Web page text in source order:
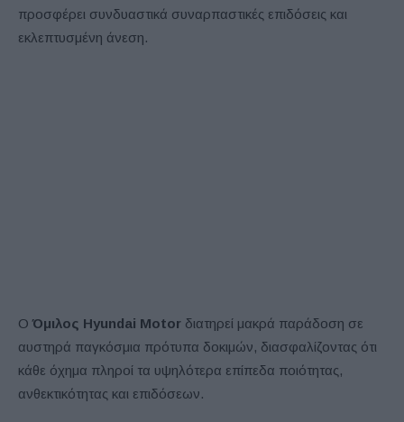
προσφέρει συνδυαστικά συναρπαστικές επιδόσεις και
εκλεπτυσμένη άνεση.
Ο Όμιλος Hyundai Motor διατηρεί μακρά παράδοση σε
αυστηρά παγκόσμια πρότυπα δοκιμών, διασφαλίζοντας ότι
κάθε όχημα πληροί τα υψηλότερα επίπεδα ποιότητας,
ανθεκτικότητας και επιδόσεων.